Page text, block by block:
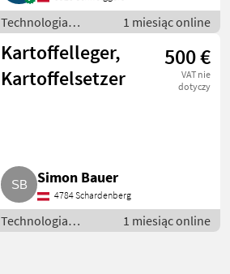
Technologia
ziemniaczana /
Inne rozwiązania
technologiczne dla
ziemniaków
1 miesiąc online
Kartoffelleger,
Kartoffelsetzer
500 €
VAT nie
dotyczy
Simon Bauer
4784 Schardenberg
Technologia
ziemniaczana /
1 miesiąc online